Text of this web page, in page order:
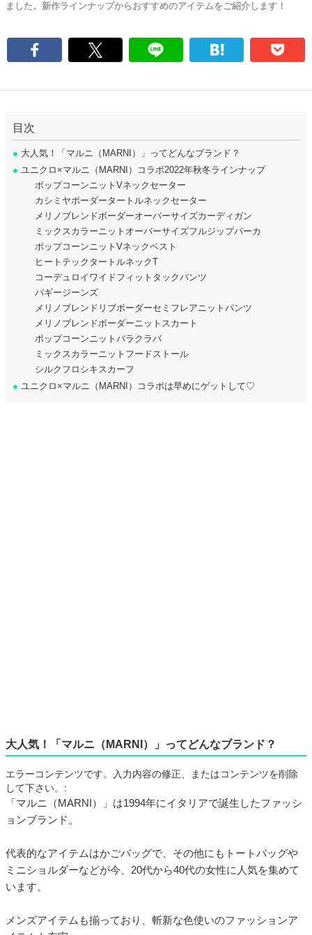
ました。新作ラインナップからおすすめのアイテムをご紹介します！
目次
● 大人気！「マルニ（MARNI）」ってどんなブランド？
● ユニクロ×マルニ（MARNI）コラボ2022年秋冬ラインナップ
ポップコーンニットVネックセーター
カシミヤボーダータートルネックセーター
メリノブレンドボーダーオーバーサイズカーディガン
ミックスカラーニットオーバーサイズフルジップパーカ
ポップコーンニットVネックベスト
ヒートテックタートルネックT
コーデュロイワイドフィットタックパンツ
バギージーンズ
メリノブレンドリブボーダーセミフレアニットパンツ
メリノブレンドボーダーニットスカート
ポップコーンニットバラクラバ
ミックスカラーニットフードストール
シルクフロシキスカーフ
● ユニクロ×マルニ（MARNI）コラボは早めにゲットして♡
大人気！「マルニ（MARNI）」ってどんなブランド？
エラーコンテンツです。入力内容の修正、またはコンテンツを削除
して下さい。:
「マルニ（MARNI）」は1994年にイタリアで誕生したファッシ
ョンブランド。
代表的なアイテムはかごバッグで、その他にもトートバッグや
ミニショルダーなどが今、20代から40代の女性に人気を集めて
います。
メンズアイテムも揃っており、斬新な色使いのファッションア